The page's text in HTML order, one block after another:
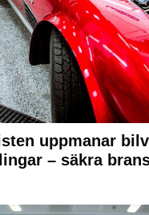
uppmanar
– säkra